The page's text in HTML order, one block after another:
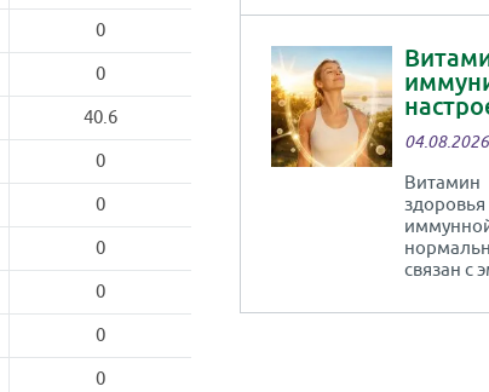
0
0
40.6
0
0
0
0
0
0
04.08.2026
связан с